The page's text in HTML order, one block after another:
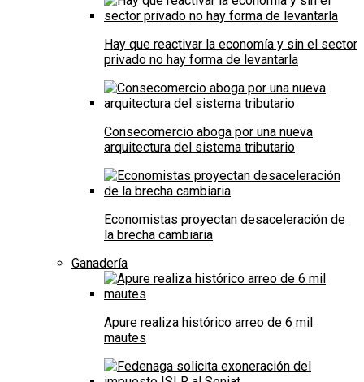
Hay que reactivar la economía y sin el sector
privado no hay forma de levantarla
Consecomercio aboga por una nueva
arquitectura del sistema tributario
Economistas proyectan desaceleración de
la brecha cambiaria
Ganadería
Apure realiza histórico arreo de 6 mil
mautes